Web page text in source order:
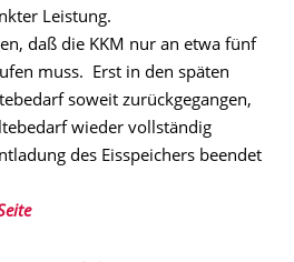
Leistung.
daß die KKM nur an etwa fünf
muss. Erst in den späten
soweit zurückgegangen,
wieder vollständig
des Eisspeichers beendet